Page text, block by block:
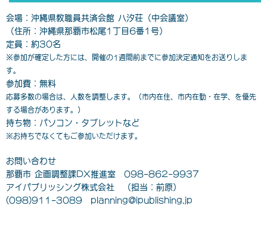
会場：沖縄県教職員共済会館 ⼋汐荘（中会議室）
（住所：沖縄県那覇市松尾1丁目6番1号）
定員：約30名
※参加が確定した方には、開催の1週間前までに参加決定通知をお送りしま
す。
参加費：無料
応募多数の場合は、人数を調整します。（市内在住、市内在勤・在学、を優先
する場合があります。）
持ち物：パソコン・タブレットなど
※お持ちでなくてもご参加いただけます。
お問い合わせ
那覇市 企画調整課DX推進室 098-862-9937
アイパブリッシング株式会社 （担当：前原）
(098)911-3089 planning@ipublishing.jp